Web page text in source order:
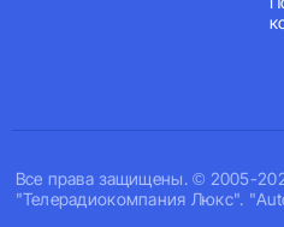
Все права защищены. © 2005-
"Телерадиокомпания Люкс".